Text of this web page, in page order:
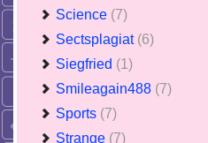
Science (7)
Sectsplagiat (6)
Siegfried (1)
Smileagain488 (7)
Sports (7)
Strange (7)